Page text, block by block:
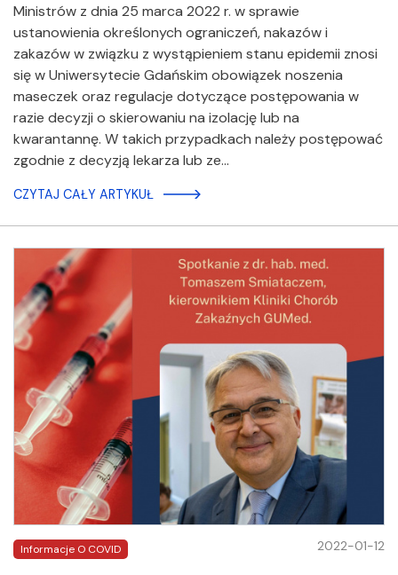
Ministrów z dnia 25 marca 2022 r. w sprawie
ustanowienia określonych ograniczeń, nakazów i
zakazów w związku z wystąpieniem stanu epidemii znosi
się w Uniwersytecie Gdańskim obowiązek noszenia
maseczek oraz regulacje dotyczące postępowania w
razie decyzji o skierowaniu na izolację lub na
kwarantannę. W takich przypadkach należy postępować
zgodnie z decyzją lekarza lub ze…
CZYTAJ CAŁY ARTYKUŁ
Informacje O COVID 2022-01-12